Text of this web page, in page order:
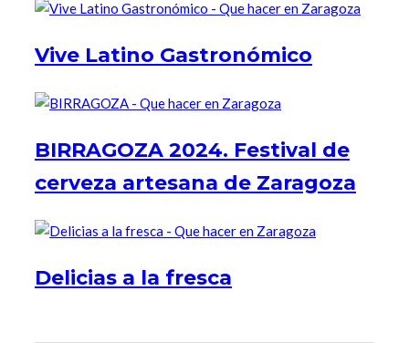
Vive Latino Gastronómico
BIRRAGOZA 2024. Festival de
cerveza artesana de Zaragoza
Delicias a la fresca